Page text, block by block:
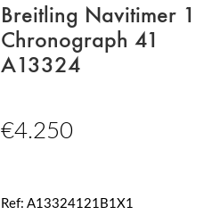
Breitling Navitimer 1
Chronograph 41
A13324
€4.250
Ref: A13324121B1X1